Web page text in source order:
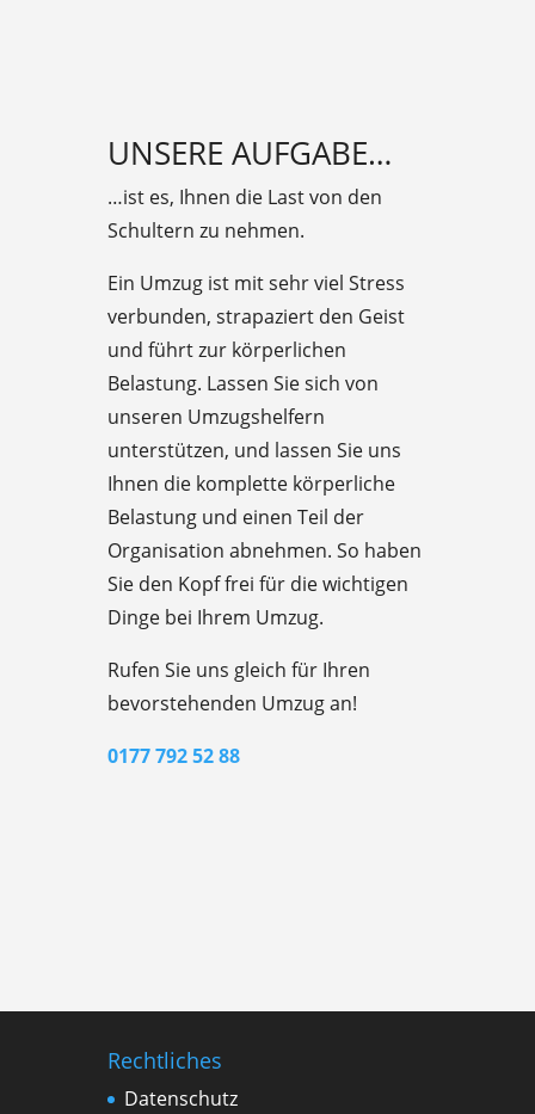
UNSERE AUFGABE…
…ist es, Ihnen die Last von den
Schultern zu nehmen.
Ein Umzug ist mit sehr viel Stress
verbunden, strapaziert den Geist
und führt zur körperlichen
Belastung. Lassen Sie sich von
unseren Umzugshelfern
unterstützen, und lassen Sie uns
Ihnen die komplette körperliche
Belastung und einen Teil der
Organisation abnehmen. So haben
Sie den Kopf frei für die wichtigen
Dinge bei Ihrem Umzug.
Rufen Sie uns gleich für Ihren
bevorstehenden Umzug an!
0177 792 52 88
Rechtliches
Datenschutz